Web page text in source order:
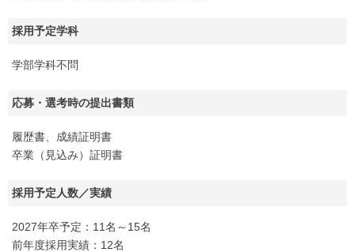
採用予定学科
学部学科不問
応募・選考時の提出書類
履歴書、成績証明書
卒業（見込み）証明書
採用予定人数／実績
2027年卒予定：11名～15名
前年度採用実績：12名